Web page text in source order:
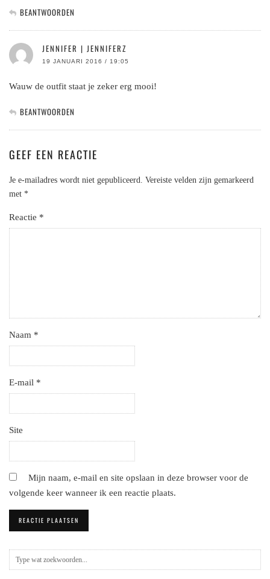
BEANTWOORDEN
JENNIFER | JENNIFERZ
19 JANUARI 2016 / 19:05
Wauw de outfit staat je zeker erg mooi!
BEANTWOORDEN
GEEF EEN REACTIE
Je e-mailadres wordt niet gepubliceerd. Vereiste velden zijn gemarkeerd
met *
Reactie *
Naam *
E-mail *
Site
Mijn naam, e-mail en site opslaan in deze browser voor de
volgende keer wanneer ik een reactie plaats.